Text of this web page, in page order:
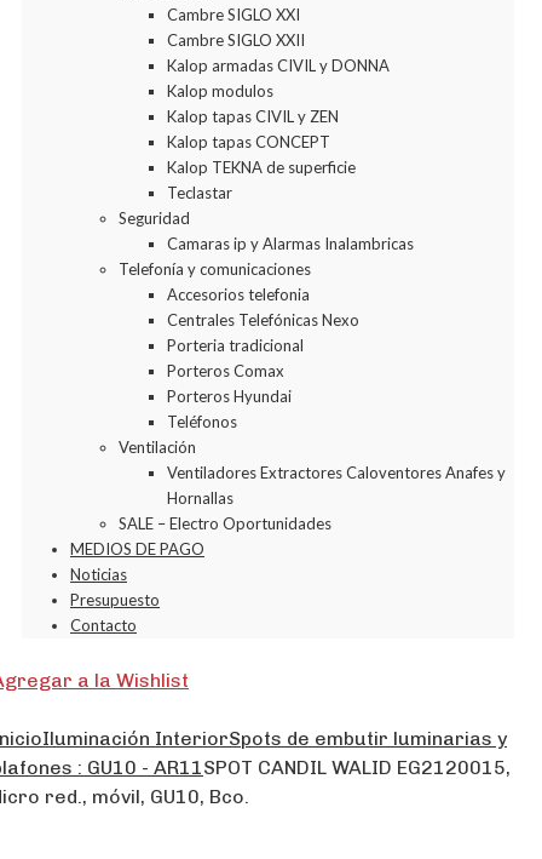
Cambre SIGLO XXI
Cambre SIGLO XXII
Kalop armadas CIVIL y DONNA
Kalop modulos
Kalop tapas CIVIL y ZEN
Kalop tapas CONCEPT
Kalop TEKNA de superficie
Teclastar
Seguridad
Camaras ip y Alarmas Inalambricas
Telefonía y comunicaciones
Accesorios telefonia
Centrales Telefónicas Nexo
Porteria tradicional
Porteros Comax
Porteros Hyundai
Teléfonos
Ventilación
Ventiladores Extractores Caloventores Anafes y
Hornallas
SALE – Electro Oportunidades
MEDIOS DE PAGO
Noticias
Presupuesto
Contacto
a la Wishlist
Iluminación InteriorSpots de embutir luminarias y
: GU10 - AR11SPOT CANDIL WALID EG2120015,
red., móvil, GU10, Bco.